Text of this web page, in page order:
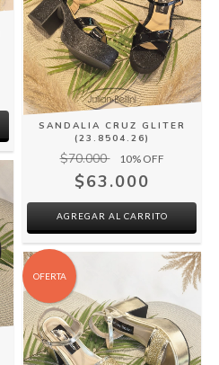
SANDALIA CRUZ GLITER
(23.8504.26)
$70.000 10% OFF
$63.000
AGREGAR AL CARRITO
OFERTA